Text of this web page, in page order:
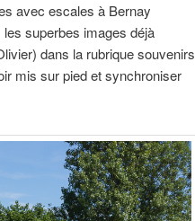
avec escales à Bernay
les superbes images déjà
dans la rubrique souvenirs
mis sur pied et synchroniser